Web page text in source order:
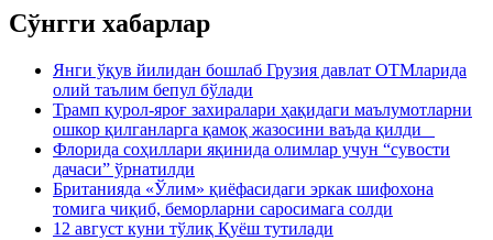
Сўнгги хабарлар
Янги ўқув йилидан бошлаб Грузия давлат ОТМларида
олий таълим бепул бўлади
Трамп қурол-яроғ захиралари ҳақидаги маълумотларни
ошкор қилганларга қамоқ жазосини ваъда қилди
Флорида соҳиллари яқинида олимлар учун “сувости
дачаси” ўрнатилди
Британияда «Ўлим» қиёфасидаги эркак шифохона
томига чиқиб, беморларни саросимага солди
12 август куни тўлиқ Қуёш тутилади